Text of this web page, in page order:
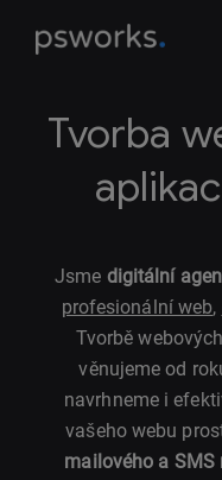
Tvorba
Jsme digitální
profesionální web,
Tvorbě
věnujeme od
navrhneme i
vašeho webu
mailového a SMS